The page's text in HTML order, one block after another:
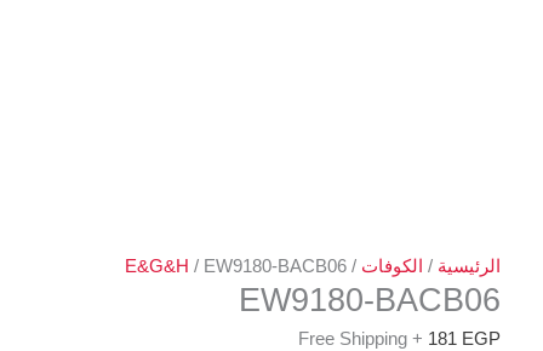
الرئيسية / الكوفات /
E&G&H / EW9180-BACB06
EW9180-BACB06
181 EGP
+ Free Shipping